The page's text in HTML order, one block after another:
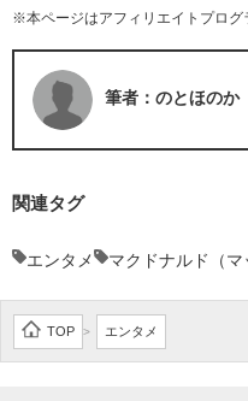
※本ページはアフィリエイトプログ
筆者：のとほのか
関連タグ
エンタメ マクドナルド（マ
TOP > エンタメ